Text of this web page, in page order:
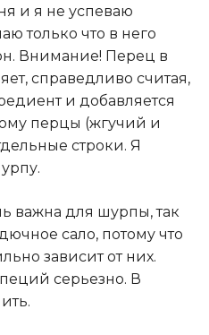
и я не успеваю
только что в него
Внимание! Перец в
справедливо считая,
и добавляется
перцы (жгучий и
строки. Я
важна для шурпы, так
сало, потому что
зависит от них.
серьезно. В